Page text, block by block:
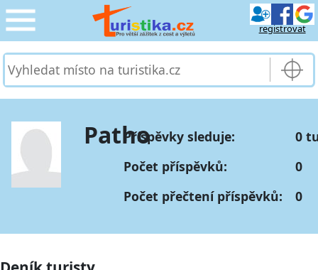
registrovat
CESTOVÁNÍ
SLUŽBY & DOPRAVA ›
PRO TURISTY ›
MOJE TURISTIKA
PathoPříspěvky sleduje:
0
Počet příspěvků:
0
Počet přečtení příspěvků:
0